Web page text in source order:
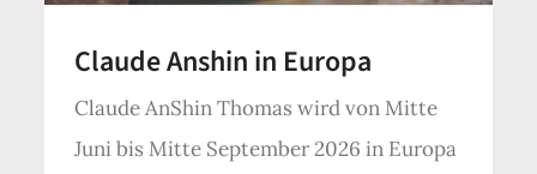
Claude Anshin in Europa
Claude AnShin Thomas wird von Mitte
Juni bis Mitte September 2026 in Europa